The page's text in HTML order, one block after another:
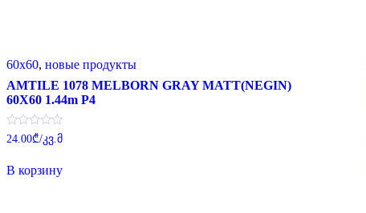
60x60, новые продукты
AMTILE 1078 MELBORN GRAY MATT(NEGIN)
60X60 1.44m P4
Оценка
0
5
24.00₾/კვ.მ
В корзину